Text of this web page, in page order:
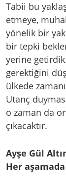
Tabii bu
etmeye,
yönelik bir
bir tepki
yerine
gerektiğini
ülkede
Utanç
o zaman da
çıkacaktır.
Ayşe Gül
Her